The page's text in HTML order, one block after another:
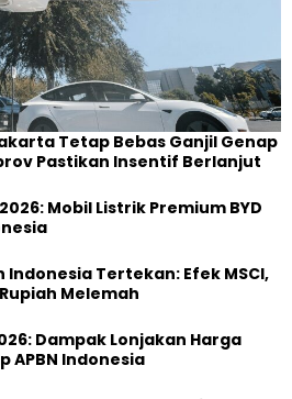
Tetap Bebas Ganjil Genap
Pastikan Insentif Berlanjut
Mobil Listrik Premium BYD
Indonesia Tertekan: Efek MSCI,
Melemah
Dampak Lonjakan Harga
APBN Indonesia